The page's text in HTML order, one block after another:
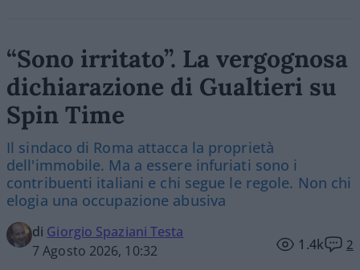
“Sono irritato”. La vergognosa
dichiarazione di Gualtieri su
Spin Time
Il sindaco di Roma attacca la proprietà
dell'immobile. Ma a essere infuriati sono i
contribuenti italiani e chi segue le regole. Non chi
elogia una occupazione abusiva
di Giorgio Spaziani Testa
7 Agosto 2026, 10:32
1.4k 2